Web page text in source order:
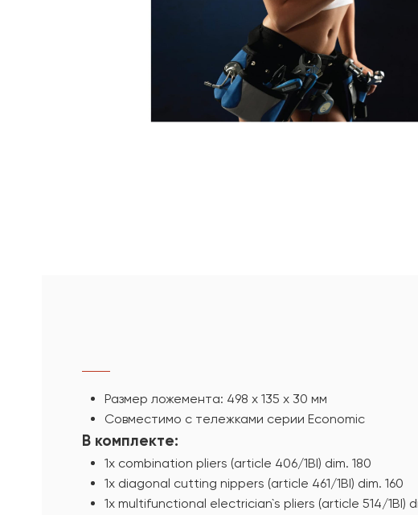
Размер ложемента: 498 х 135 х 30 мм
Совместимо с тележками серии Economic
В комплекте:
1x combination pliers (article 406/1BI) dim. 180
1x diagonal cutting nippers (article 461/1BI) dim. 160
1x multifunctional electrician`s pliers (article 514/1BI)